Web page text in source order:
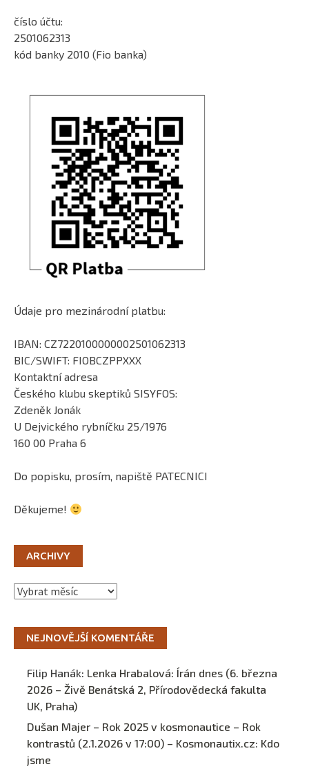
číslo účtu:
2501062313
kód banky 2010 (Fio banka)
Údaje pro mezinárodní platbu:
IBAN: CZ7220100000002501062313
BIC/SWIFT: FIOBCZPPXXX
Kontaktní adresa
Českého klubu skeptiků SISYFOS:
Zdeněk Jonák
U Dejvického rybníčku 25/1976
160 00 Praha 6
Do popisku, prosím, napiště PATECNICI
Děkujeme!
ARCHIVY
Archivy
NEJNOVĚJŠÍ KOMENTÁŘE
Filip Hanák: Lenka Hrabalová: Írán dnes (6. března
2026 – Živě Benátská 2, Přírodovědecká fakulta
UK, Praha)
Dušan Majer – Rok 2025 v kosmonautice – Rok
kontrastů (2.1.2026 v 17:00) – Kosmonautix.cz: Kdo
jsme